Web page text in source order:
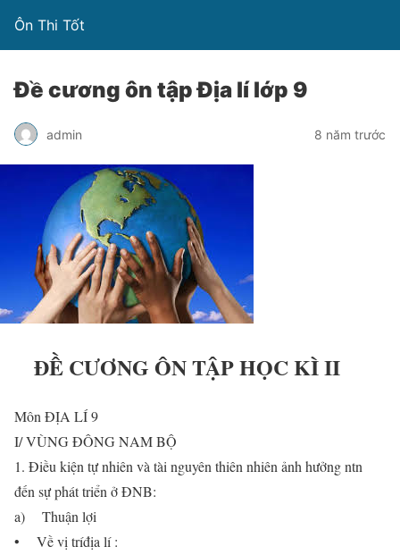
Ôn Thi Tốt
Đề cương ôn tập Địa lí lớp 9
admin 8 năm trước
ĐỀ CƯƠNG ÔN TẬP HỌC KÌ II
Môn ĐỊA LÍ 9
I/ VÙNG ĐÔNG NAM BỘ
1. Điều kiện tự nhiên và tài nguyên thiên nhiên ảnh hưởng ntn
đến sự phát triển ở ĐNB:
a) Thuận lợi
• Về vị tríđịa lí :